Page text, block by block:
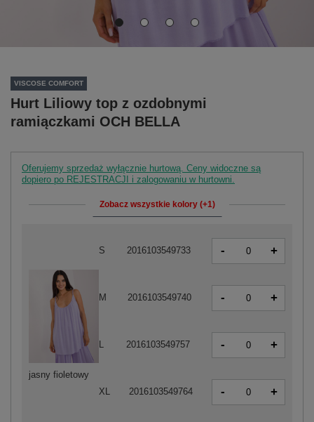
VISCOSE COMFORT
Hurt Liliowy top z ozdobnymi
ramiączkami OCH BELLA
Oferujemy sprzedaż wyłącznie hurtową. Ceny widoczne są
dopiero po REJESTRACJI i zalogowaniu w hurtowni.
Zobacz wszystkie kolory (+1)
jasny fioletowy
S 2016103549733 - +
M 2016103549740 - +
L 2016103549757 - +
XL 2016103549764 - +